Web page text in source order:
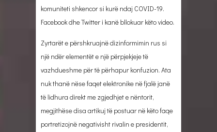
komuniteti shkencor si kurë ndaj COVID-19.
Facebook dhe Twitter i kanë bllokuar këto video.
Zyrtarët e përshkruajnë dizinformimin rus si
një ndër elementët e një përpjekjeje të
vazhdueshme për të përhapur konfuzion. Ata
nuk thanë nëse faqet elektronike në fjalë janë
të lidhura direkt me zgjedhjet e nëntorit,
megjithëse disa artikuj të postuar në këto faqe
portretizojnë negativisht rivalin e presidentit,